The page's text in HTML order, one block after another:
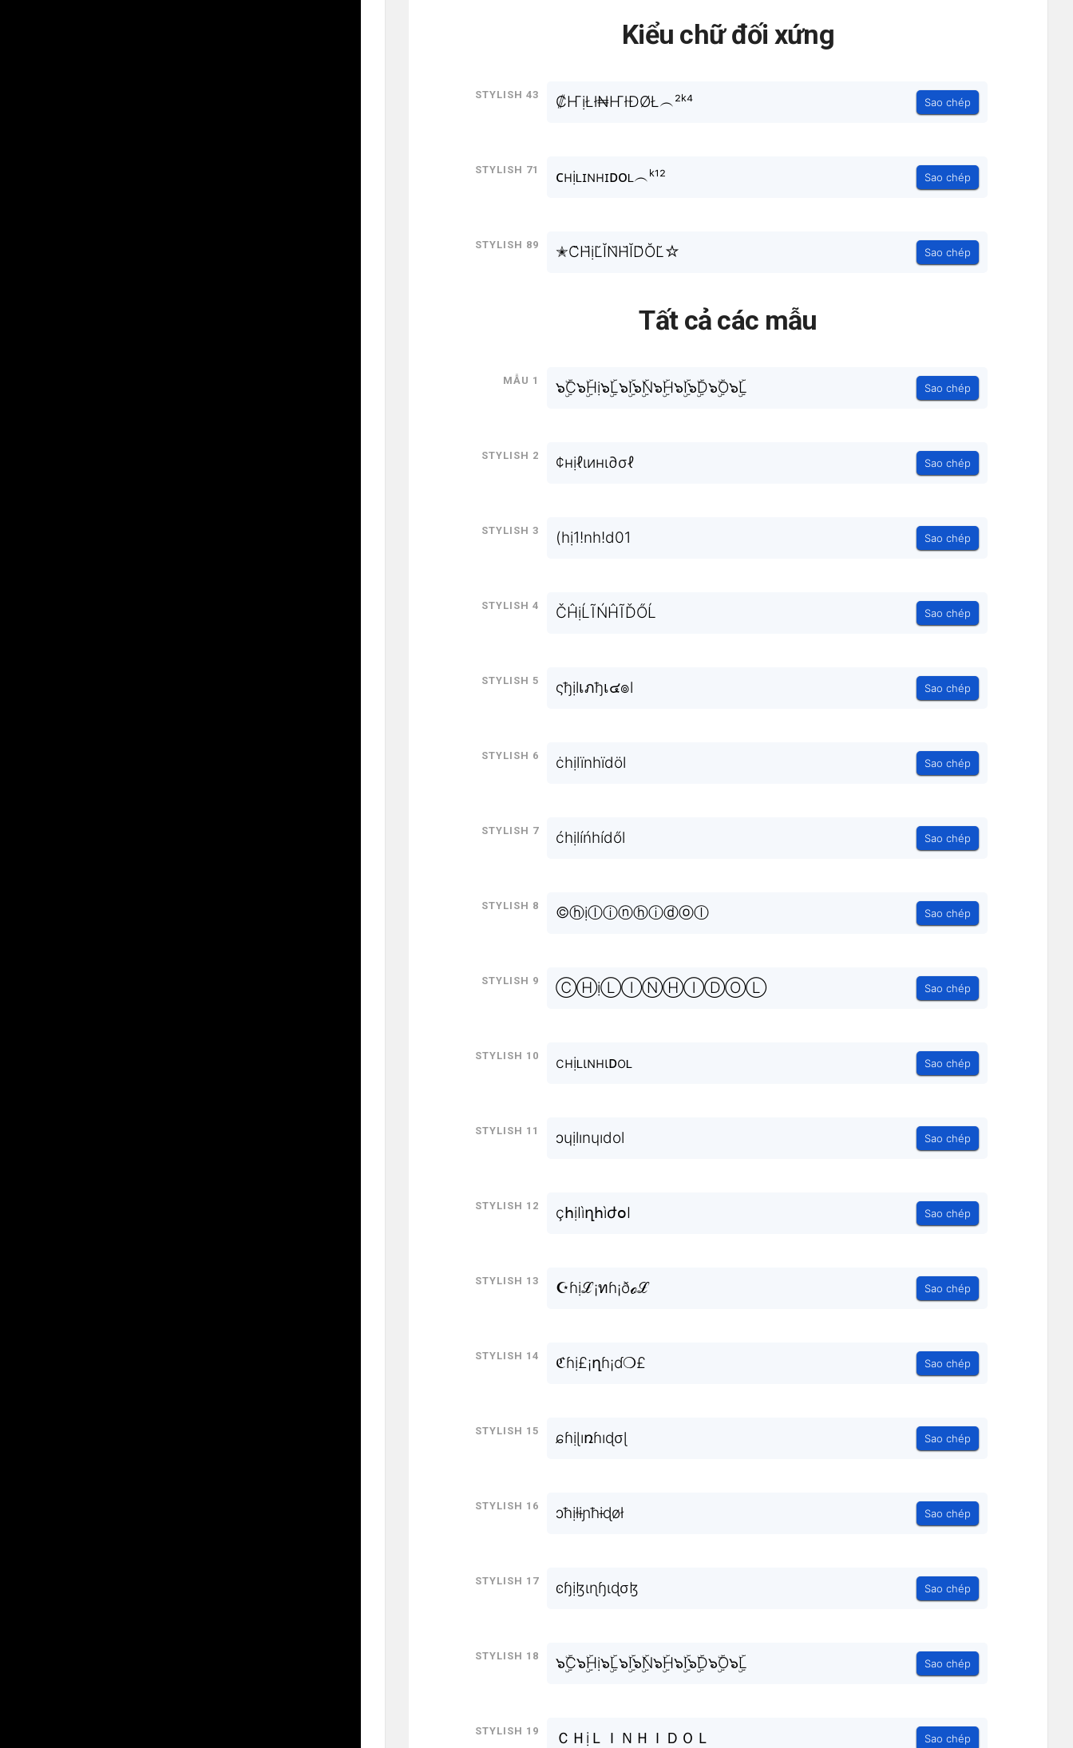
Kiểu chữ đối xứng
Stylish 43 ₡ҤịŁł₦ҤłÐØŁ︵²ᵏ⁴ Sao chép
Stylish 71 ᴄʜịʟɪɴʜɪᴅᴏʟ︵ᵏ¹² Sao chép
Stylish 89 ✭C̆H̆ịL̆ĬN̆H̆ĬD̆ŎL̆☆ Sao chép
Tất cả các mẫu
Mẫu 1 ๖ۣۜC๖ۣۜHị๖ۣۜL๖ۣۜI๖ۣۜN๖ۣۜH๖ۣۜI๖ۣۜD๖ۣۜO๖ۣۜL Sao chép
Stylish 2 ¢нịℓιинι∂σℓ Sao chép
Stylish 3 (hị1!nh!d01 Sao chép
Stylish 4 ČĤịĹĨŃĤĨĎŐĹ Sao chép
Stylish 5 ςђịlเภђเ๔๏l Sao chép
Stylish 6 ċhịlïnhïdöl Sao chép
Stylish 7 ćhịlíńhídől Sao chép
Stylish 8 ©ⓗịⓛⓘⓝⓗⓘⓓⓞⓛ Sao chép
Stylish 9 ⒸⒽịⓁⒾⓃⒽⒾⒹⓄⓁ Sao chép
Stylish 10 cнịʟιɴнιᴅoʟ Sao chép
Stylish 11 ɔɥịlınɥıdol Sao chép
Stylish 12 çհịӀìղհìժօӀ Sao chép
Stylish 13 ☪ɦịℒ¡ทɦ¡ðℴℒ Sao chép
Stylish 14 ℭɦị£¡ղɦ¡ɗ❍£ Sao chép
Stylish 15 ɕɦịɭıռɦıɖσɭ Sao chép
Stylish 16 ɔħịłɨɲħɨɖøł Sao chép
Stylish 17 ͼɧịɮɩɳɧɩɖσɮ Sao chép
Stylish 18 ๖ۣۜC๖ۣۜHị๖ۣۜL๖ۣۜI๖ۣۜN๖ۣۜH๖ۣۜI๖ۣۜD๖ۣۜO๖ۣۜL Sao chép
Stylish 19 ＣＨịＬＩＮＨＩＤＯＬ Sao chép